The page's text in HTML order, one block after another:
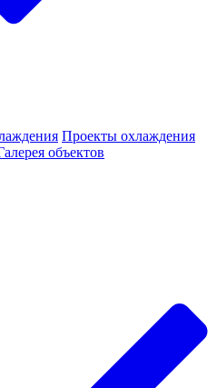
Проекты охлаждения
объектов